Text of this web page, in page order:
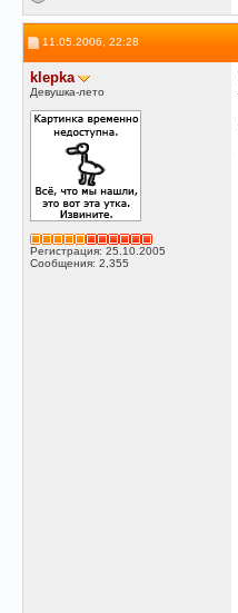
11.05.2006, 22:28
klepka
Девушка-лето
Регистрация: 25.10.2005
Сообщения: 2,355